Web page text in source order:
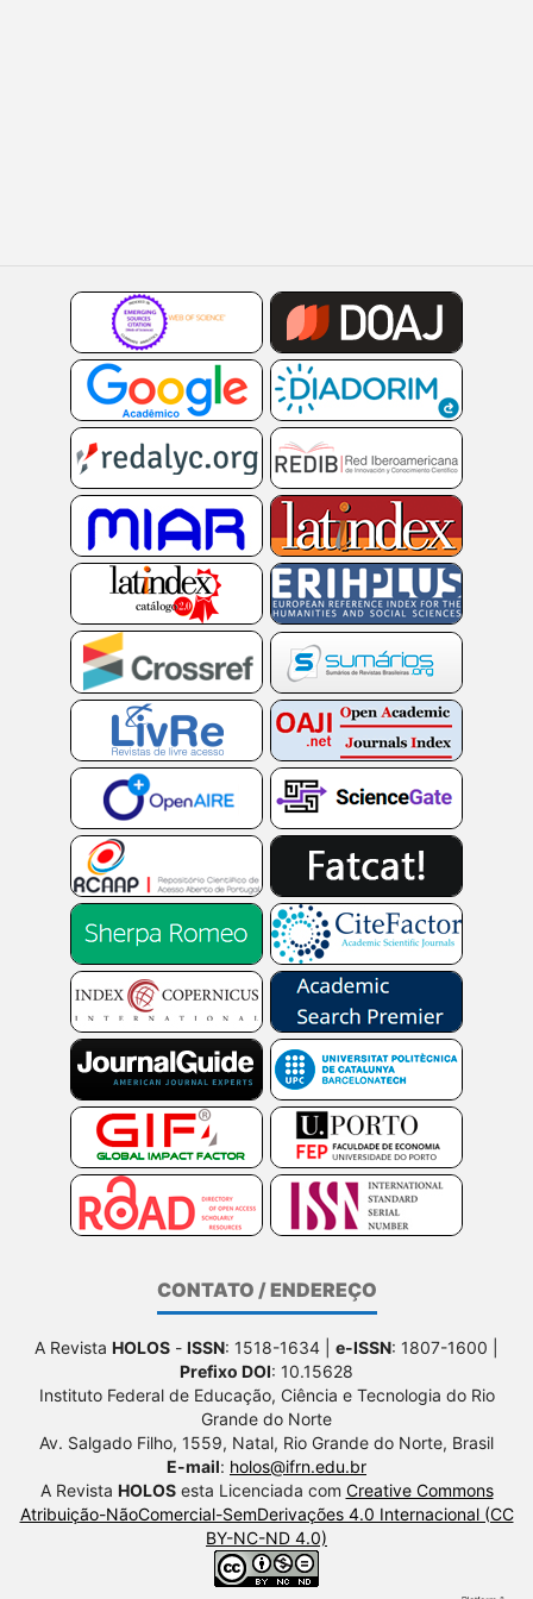
CONTATO / ENDEREÇO
A Revista HOLOS - ISSN: 1518-1634 | e-ISSN: 1807-1600 |
Prefixo DOI: 10.15628
Instituto Federal de Educação, Ciência e Tecnologia do Rio
Grande do Norte
Av. Salgado Filho, 1559, Natal, Rio Grande do Norte, Brasil
E-mail: holos@ifrn.edu.br
A Revista HOLOSesta Licenciada com Creative Commons
Atribuição-NãoComercial-SemDerivações 4.0 Internacional (CC
BY-NC-ND 4.0)